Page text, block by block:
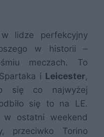
lidze perfekcyjny
w historii –
meczach. To
i Leicester,
się co najwyżej
się to na LE.
w ostatni weekend
przeciwko Torino